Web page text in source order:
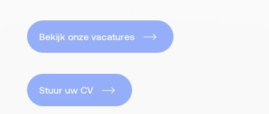
Bekijk onze vacatures
Stuur uw CV